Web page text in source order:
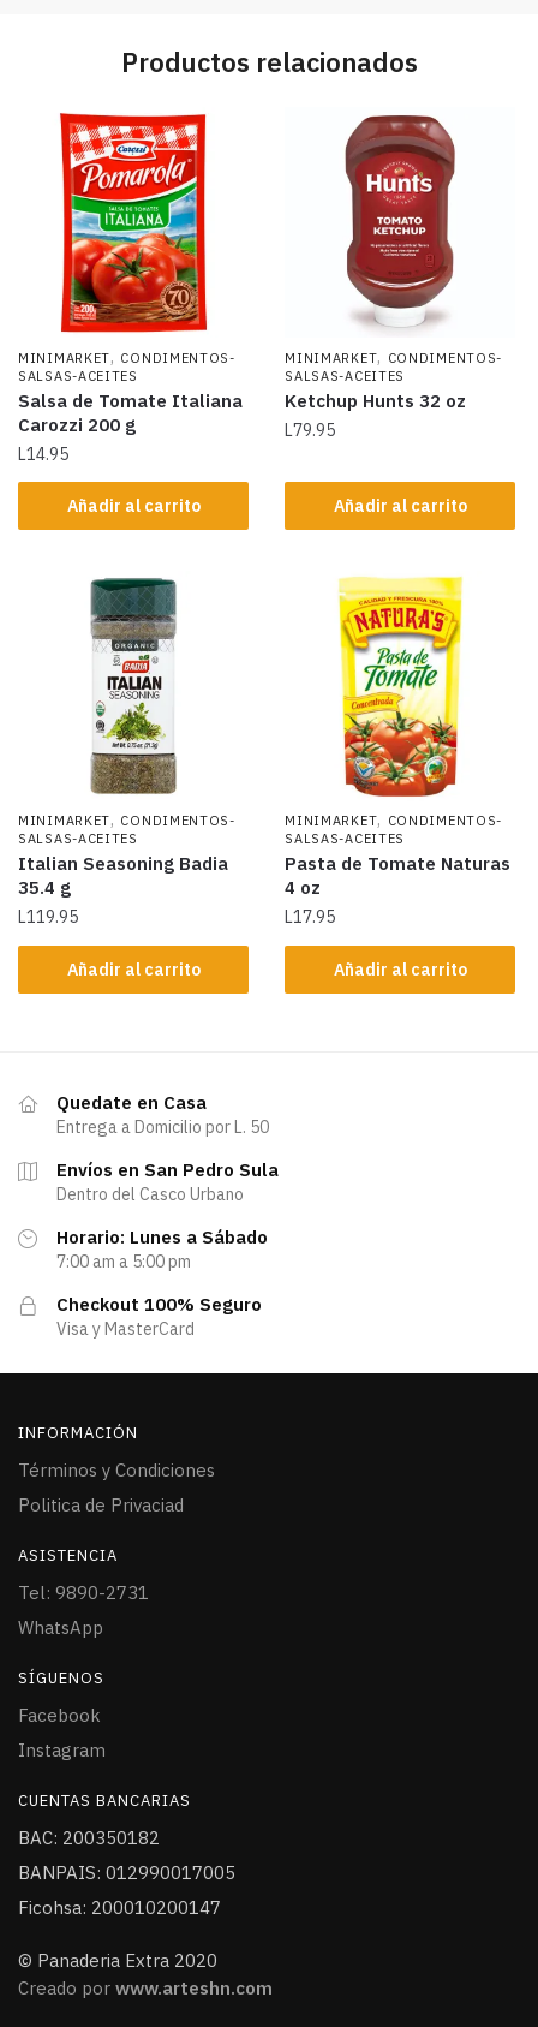
Productos relacionados
MINIMARKET, CONDIMENTOS-
SALSAS-ACEITES
Salsa de Tomate Italiana
Carozzi 200 g
L14.95
Añadir al carrito
MINIMARKET, CONDIMENTOS-
SALSAS-ACEITES
Ketchup Hunts 32 oz
L79.95
Añadir al carrito
MINIMARKET, CONDIMENTOS-
SALSAS-ACEITES
Italian Seasoning Badia
35.4 g
L119.95
Añadir al carrito
MINIMARKET, CONDIMENTOS-
SALSAS-ACEITES
Pasta de Tomate Naturas
4 oz
L17.95
Añadir al carrito
Quedate en Casa
Entrega a Domicilio por L. 50
Envíos en San Pedro Sula
Dentro del Casco Urbano
Horario: Lunes a Sábado
7:00 am a 5:00 pm
Checkout 100% Seguro
Visa y MasterCard
INFORMACIÓN
Términos y Condiciones
Politica de Privaciad
ASISTENCIA
Tel: 9890-2731
WhatsApp
SÍGUENOS
Facebook
Instagram
CUENTAS BANCARIAS
BAC: 200350182
BANPAIS: 012990017005
Ficohsa: 200010200147
© Panaderia Extra 2020
Creado por www.arteshn.com